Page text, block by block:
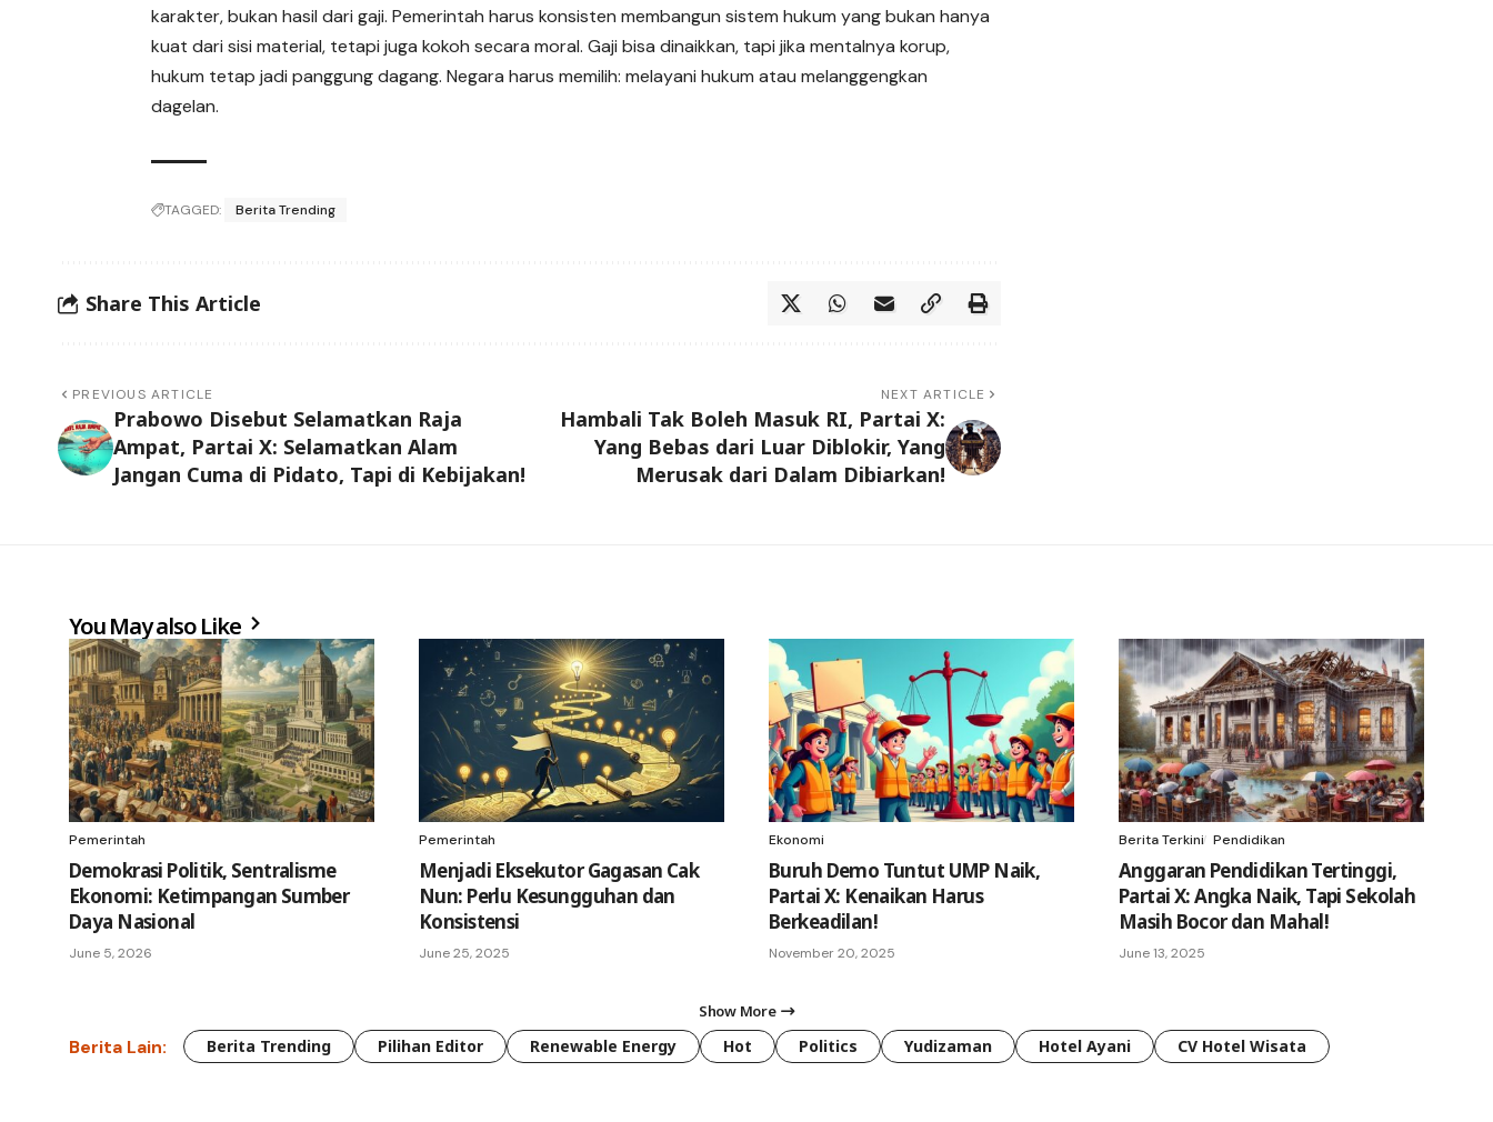
karakter, bukan hasil dari gaji. Pemerintah harus konsisten membangun sistem hukum yang bukan hanya
kuat dari sisi material, tetapi juga kokoh secara moral. Gaji bisa dinaikkan, tapi jika mentalnya korup,
hukum tetap jadi panggung dagang. Negara harus memilih: melayani hukum atau melanggengkan
dagelan.
TAGGED: Berita Trending
Share This Article
PREVIOUS ARTICLE
Prabowo Disebut Selamatkan Raja
Ampat, Partai X: Selamatkan Alam
Jangan Cuma di Pidato, Tapi di Kebijakan!
NEXT ARTICLE
Hambali Tak Boleh Masuk RI, Partai X:
Yang Bebas dari Luar Diblokir, Yang
Merusak dari Dalam Dibiarkan!
You May also Like
Pemerintah
Demokrasi Politik, Sentralisme
Ekonomi: Ketimpangan Sumber
Daya Nasional
June 5, 2026
Pemerintah
Menjadi Eksekutor Gagasan Cak
Nun: Perlu Kesungguhan dan
Konsistensi
June 25, 2025
Ekonomi
Buruh Demo Tuntut UMP Naik,
Partai X: Kenaikan Harus
Berkeadilan!
November 20, 2025
Berita Terkini Pendidikan
Anggaran Pendidikan Tertinggi,
Partai X: Angka Naik, Tapi Sekolah
Masih Bocor dan Mahal!
June 13, 2025
Show More
Berita Lain: Berita Trending Pilihan Editor Renewable Energy Hot Politics Yudizaman Hotel Ayani CV Hotel Wisata